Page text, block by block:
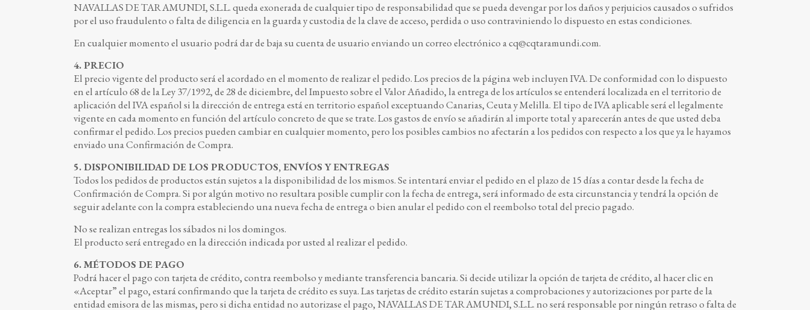
NAVALLAS DE TARAMUNDI, S.L.L. queda exonerada de cualquier tipo de responsabilidad que se pueda devengar por los daños y perjuicios causados o sufridos
por el uso fraudulento o falta de diligencia en la guarda y custodia de la clave de acceso, perdida o uso contraviniendo lo dispuesto en estas condiciones.
En cualquier momento el usuario podrá dar de baja su cuenta de usuario enviando un correo electrónico acq@cqtaramundi.com.
4. PRECIO
El precio vigente del producto será el acordado en el momento de realizar el pedido. Los precios de la página web incluyen IVA. De conformidad con lo dispuesto
en el artículo 68 de la Ley 37/1992, de 28 de diciembre, del Impuesto sobre el Valor Añadido, la entrega de los artículos se entenderá localizada en el territorio de
aplicación del IVA español si la dirección de entrega está en territorio español exceptuando Canarias, Ceuta y Melilla. El tipo de IVA aplicable será el legalmente
vigente en cada momento en función del artículo concreto de que se trate. Los gastos de envío se añadirán al importe total y aparecerán antes de que usted deba
confirmar el pedido. Los precios pueden cambiar en cualquier momento, pero los posibles cambios no afectarán a los pedidos con respecto a los que ya le hayamos
enviado una Confirmación de Compra.
5. DISPONIBILIDAD DE LOS PRODUCTOS, ENVÍOS Y ENTREGAS
Todos los pedidos de productos están sujetos a la disponibilidad de los mismos. Se intentará enviar el pedido en el plazo de 15 días a contar desde la fecha de
Confirmación de Compra. Si por algún motivo no resultara posible cumplir con la fecha de entrega, será informado de esta circunstancia y tendrá la opción de
seguir adelante con la compra estableciendo una nueva fecha de entrega o bien anular el pedido con el reembolso total del precio pagado.
No se realizan entregas los sábados ni los domingos.
El producto será entregado en la dirección indicada por usted al realizar el pedido.
6. MÉTODOS DE PAGO
Podrá hacer el pago con tarjeta de crédito, contra reembolso y mediante transferencia bancaria. Si decide utilizar la opción de tarjeta de crédito, al hacer clic en
«Aceptar” el pago, estará confirmando que la tarjeta de crédito es suya. Las tarjetas de crédito estarán sujetas a comprobaciones y autorizaciones por parte de la
entidad emisora de las mismas, pero si dicha entidad no autorizase el pago, NAVALLAS DE TARAMUNDI, S.L.L. no será responsable por ningún retraso o falta de